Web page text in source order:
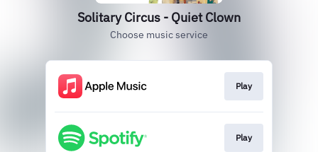
Solitary Circus - Quiet Clown
Choose music service
Play
Play